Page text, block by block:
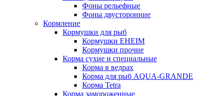
Фоны рельефные
Фоны двусторонние
Кормление
Кормушки для рыб
Кормушки EHEIM
Кормушки прочие
Корма сухие и специальные
Корма в ведрах
Корма для рыб AQUA-GRANDE
Корма Tetra
Корма замороженные